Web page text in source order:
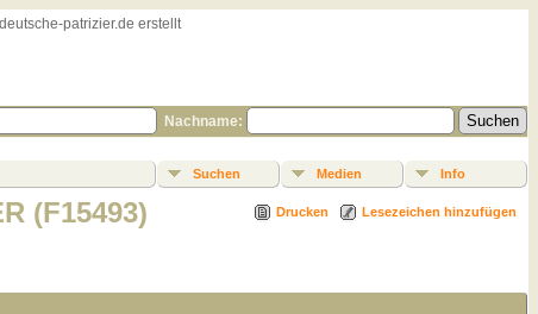
patrizier.de erstellt
Nachname:
Suchen Medien Info
Drucken Lesezeichen hinzufügen
(F15493)